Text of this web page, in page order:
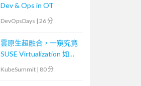
Dev & Ops in OT
DevOpsDays | 26 分
雲原生超融合，一窺究竟
SUSE Virtualization 如何
解決傳統應用與現代化雲
KubeSummit | 80 分